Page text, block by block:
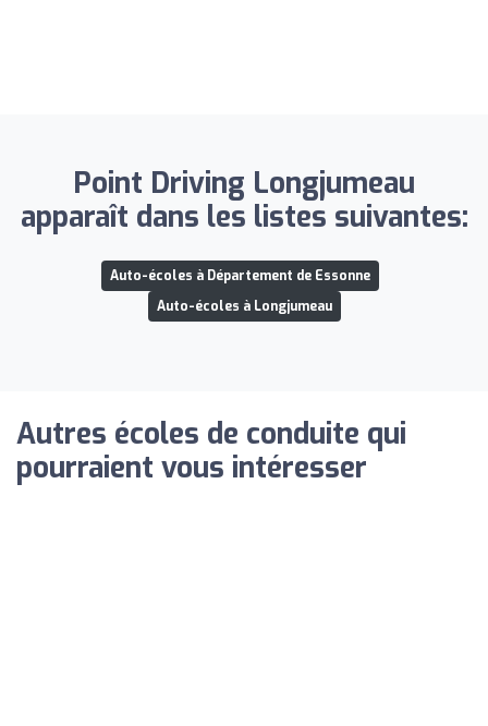
Point Driving Longjumeau
apparaît dans les listes suivantes:
Auto-écoles à Département de Essonne
Auto-écoles à Longjumeau
Autres écoles de conduite qui
pourraient vous intéresser